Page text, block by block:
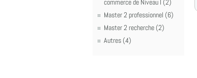
commerce de Niveau I (2)
Master 2 professionnel (6)
Master 2 recherche (2)
Autres (4)